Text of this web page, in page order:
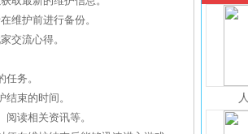
维护前进行备份。
交流心得。
务。
束的时间。
读相关资讯等。